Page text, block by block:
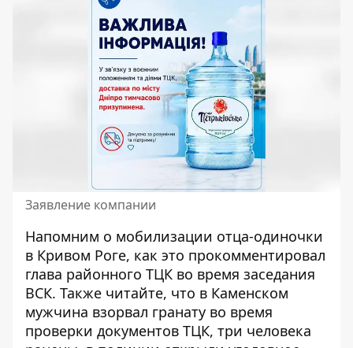
Заявление компании
Напомним о мобилизации отца-одиночки
в Кривом Роге, как это прокомментировал
глава районного ТЦК во время заседания
ВСК. Также читайте, что в Каменском
мужчина взорвал гранату во время
проверки документов ТЦК, три человека